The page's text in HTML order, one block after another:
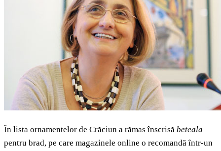
În lista ornamentelor de Crăciun a rămas înscrisă beteala
pentru brad, pe care magazinele online o recomandă într-un